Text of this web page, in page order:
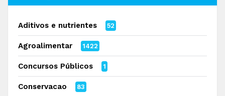
Aditivos e nutrientes 52
Agroalimentar 1422
Concursos Públicos 1
Conservacao 83